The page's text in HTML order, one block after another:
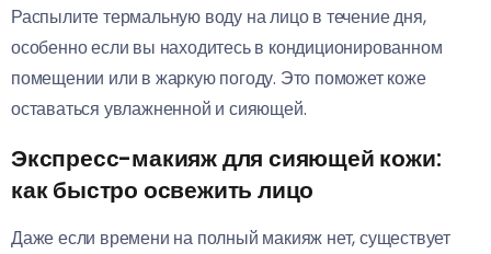
Распылите термальную воду на лицо в течение дня,
особенно если вы находитесь в кондиционированном
помещении или в жаркую погоду. Это поможет коже
оставаться увлажненной и сияющей.
Экспресс-макияж для сияющей кожи:
как быстро освежить лицо
Даже если времени на полный макияж нет, существует